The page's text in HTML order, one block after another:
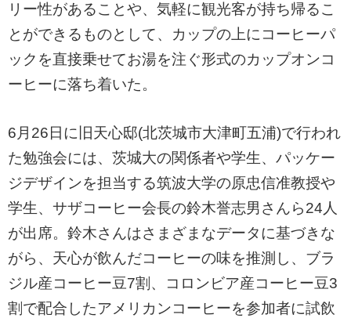
リー性があることや、気軽に観光客が持ち帰るこ
とができるものとして、カップの上にコーヒーパ
ックを直接乗せてお湯を注ぐ形式のカップオンコ
ーヒーに落ち着いた。
6月26日に旧天心邸(北茨城市大津町五浦)で行われ
た勉強会には、茨城大の関係者や学生、パッケー
ジデザインを担当する筑波大学の原忠信准教授や
学生、サザコーヒー会長の鈴木誉志男さんら24人
が出席。鈴木さんはさまざまなデータに基づきな
がら、天心が飲んだコーヒーの味を推測し、ブラ
ジル産コーヒー豆7割、コロンビア産コーヒー豆3
割で配合したアメリカンコーヒーを参加者に試飲